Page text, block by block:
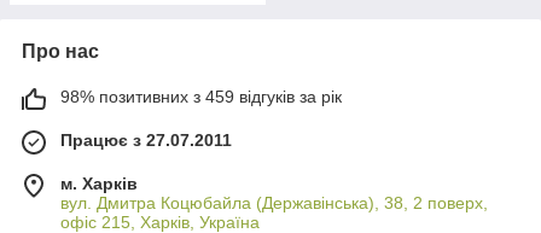
Про нас
98% позитивних з 459 відгуків за рік
Працює з 27.07.2011
м. Харків
вул. Дмитра Коцюбайла (Державінська), 38, 2 поверх,
офіс 215, Харків, Україна